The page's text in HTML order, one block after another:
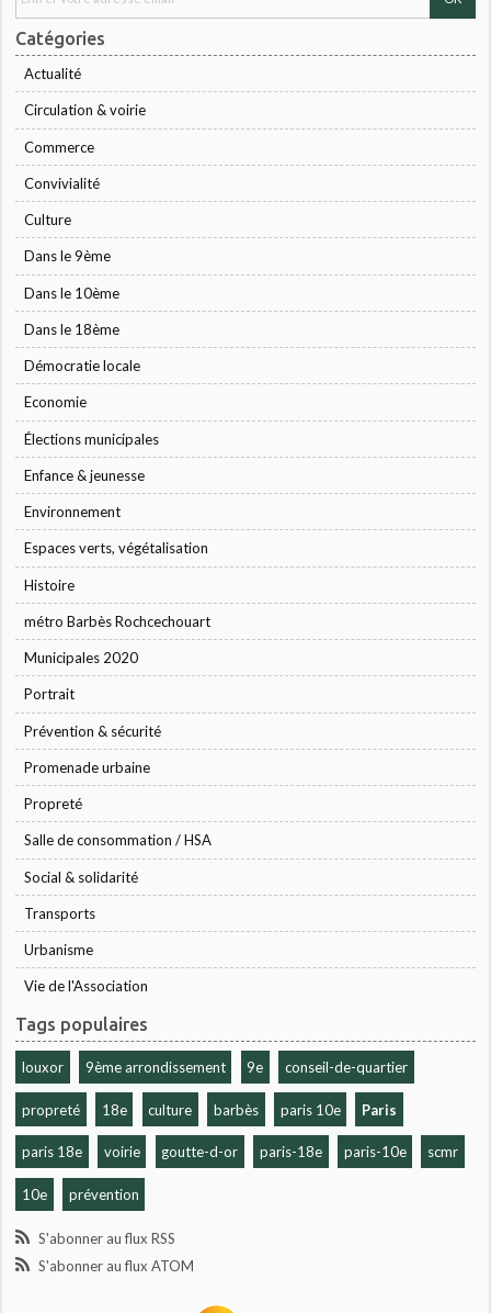
Catégories
Actualité
Circulation & voirie
Commerce
Convivialité
Culture
Dans le 9ème
Dans le 10ème
Dans le 18ème
Démocratie locale
Economie
Élections municipales
Enfance & jeunesse
Environnement
Espaces verts, végétalisation
Histoire
métro Barbès Rochcechouart
Municipales 2020
Portrait
Prévention & sécurité
Promenade urbaine
Propreté
Salle de consommation / HSA
Social & solidarité
Transports
Urbanisme
Vie de l'Association
Tags populaires
louxor 9ème arrondissement 9e conseil-de-quartier
propreté 18e culture barbès paris 10e Paris
paris 18e voirie goutte-d-or paris-18e paris-10e scmr
10e prévention
S'abonner au flux RSS
S'abonner au flux ATOM